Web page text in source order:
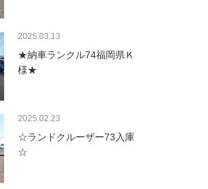
2025.03.13
★納車ランクル74福岡県Ｋ
様★
2025.02.23
☆ランドクルーザー73入庫
☆